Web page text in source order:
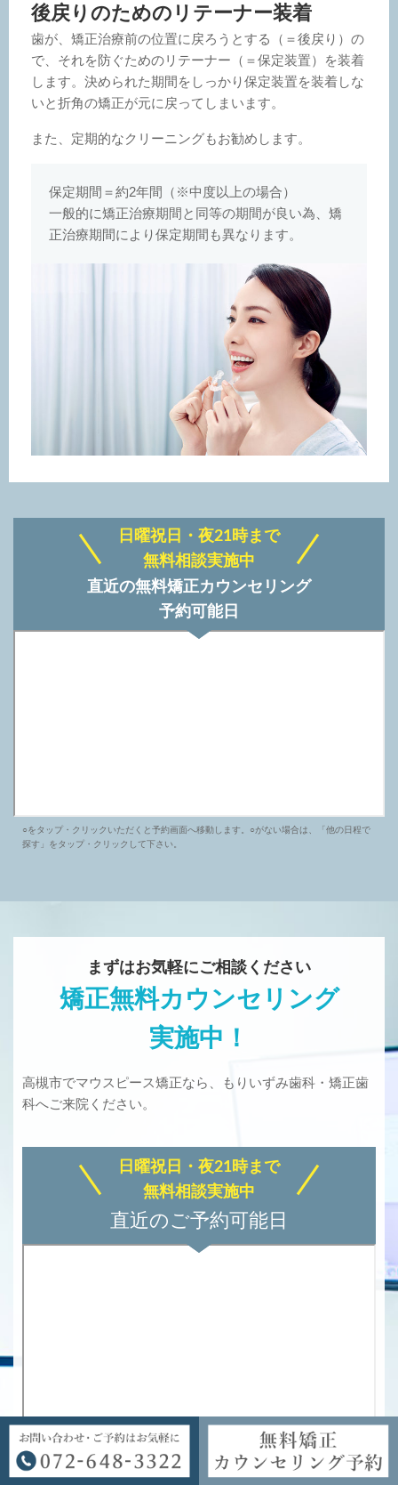
後戻りのためのリテーナー装着
歯が、矯正治療前の位置に戻ろうとする（＝後戻り）の
で、それを防ぐためのリテーナー（＝保定装置）を装着
します。決められた期間をしっかり保定装置を装着しな
いと折角の矯正が元に戻ってしまいます。
また、定期的なクリーニングもお勧めします。
保定期間＝約2年間（※中度以上の場合）
一般的に矯正治療期間と同等の期間が良い為、矯
正治療期間により保定期間も異なります。
日曜祝日・夜21時まで
無料相談実施中
直近の無料矯正カウンセリング
予約可能日
○をタップ・クリックいただくと予約画面へ移動します。○がない場合は、「他の日程で
探す」をタップ・クリックして下さい。
まずはお気軽にご相談ください
矯正無料カウンセリング
実施中！
高槻市でマウスピース矯正なら、もりいずみ歯科・矯正歯
科へご来院ください。
日曜祝日・夜21時まで
無料相談実施中
直近のご予約可能日